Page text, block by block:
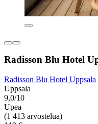
Radisson Blu Hotel
Radisson Blu Hotel Uppsala
Uppsala
9,0/10
Upea
(1 413 arvostelua)